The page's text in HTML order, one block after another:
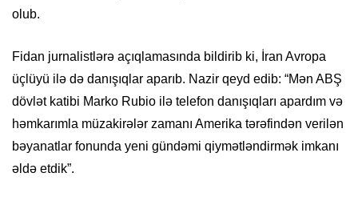
olub.
Fidan jurnalistlərə açıqlamasında bildirib ki, İran Avropa
üçlüyü ilə də danışıqlar aparıb. Nazir qeyd edib: “Mən ABŞ
dövlət katibi Marko Rubio ilə telefon danışıqları apardım və
həmkarımla müzakirələr zamanı Amerika tərəfindən verilən
bəyanatlar fonunda yeni gündəmi qiymətləndirmək imkanı
əldə etdik”.